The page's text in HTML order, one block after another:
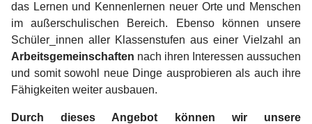
das Lernen und Kennenlernen neuer Orte und Menschen
im außerschulischen Bereich. Ebenso können unsere
Schüler_innen aller Klassenstufen aus einer Vielzahl an
Arbeitsgemeinschaften nach ihren Interessen aussuchen
und somit sowohl neue Dinge ausprobieren als auch ihre
Fähigkeiten weiter ausbauen.
Durch dieses Angebot können wir unsere